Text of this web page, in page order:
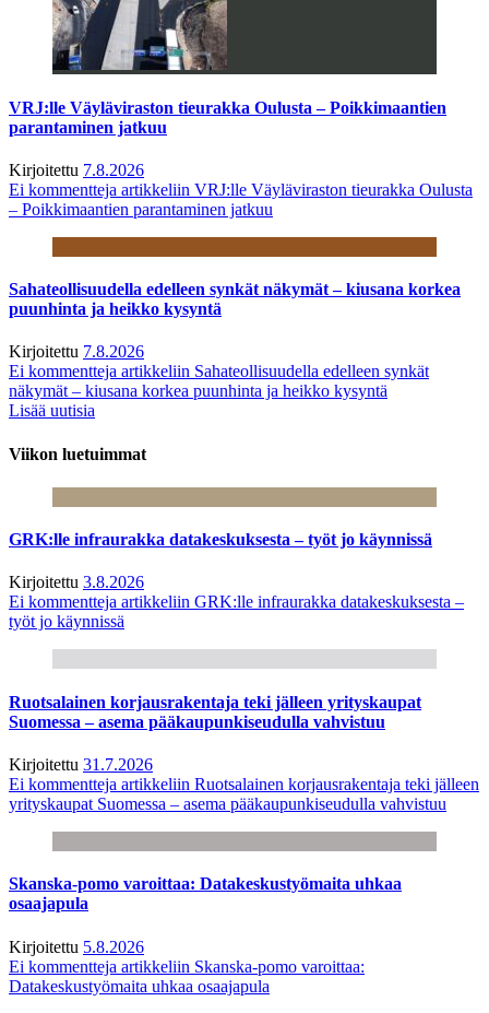
VRJ:lle Väyläviraston tieurakka Oulusta – Poikkimaantien
parantaminen jatkuu
Kirjoitettu 7.8.2026
Ei kommentteja artikkeliin VRJ:lle Väyläviraston tieurakka Oulusta
– Poikkimaantien parantaminen jatkuu
Sahateollisuudella edelleen synkät näkymät – kiusana korkea
puunhinta ja heikko kysyntä
Kirjoitettu 7.8.2026
Ei kommentteja artikkeliin Sahateollisuudella edelleen synkät
näkymät – kiusana korkea puunhinta ja heikko kysyntä
Lisää uutisia
Viikon luetuimmat
GRK:lle infraurakka datakeskuksesta – työt jo käynnissä
Kirjoitettu 3.8.2026
Ei kommentteja artikkeliin GRK:lle infraurakka datakeskuksesta –
työt jo käynnissä
Ruotsalainen korjausrakentaja teki jälleen yrityskaupat
Suomessa – asema pääkaupunkiseudulla vahvistuu
Kirjoitettu 31.7.2026
Ei kommentteja artikkeliin Ruotsalainen korjausrakentaja teki jälleen
yrityskaupat Suomessa – asema pääkaupunkiseudulla vahvistuu
Skanska-pomo varoittaa: Datakeskustyömaita uhkaa
osaajapula
Kirjoitettu 5.8.2026
Ei kommentteja artikkeliin Skanska-pomo varoittaa:
Datakeskustyömaita uhkaa osaajapula